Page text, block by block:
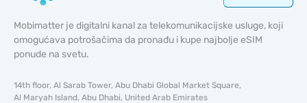
Mobimatter je digitalni kanal za telekomunikacijske usluge, koji
omogućava potrošačima da pronađu i kupe najbolje eSIM
ponude na svetu.
14th floor, Al Sarab Tower, Abu Dhabi Global Market Square,
Al Maryah Island, Abu Dhabi, United Arab Emirates